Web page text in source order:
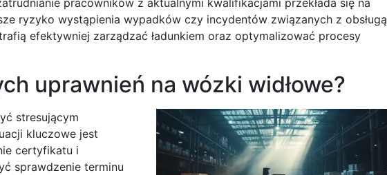
ryzyko wystąpienia wypadków czy incydentów związanych z obsługą
efektywniej zarządzać ładunkiem oraz optymalizować procesy
uprawnień na wózki widłowe?
stresującym
kluczowe jest
certyfikatu i
sprawdzenie terminu